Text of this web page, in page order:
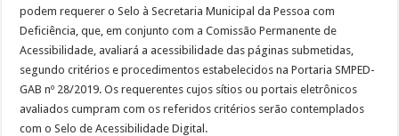
podem requerer o Selo à Secretaria Municipal da Pessoa com
Deficiência, que, em conjunto com a Comissão Permanente de
Acessibilidade, avaliará a acessibilidade das páginas submetidas,
segundo critérios e procedimentos estabelecidos na Portaria SMPED-
GAB nº 28/2019. Os requerentes cujos sítios ou portais eletrônicos
avaliados cumpram com os referidos critérios serão contemplados
com o Selo de Acessibilidade Digital.